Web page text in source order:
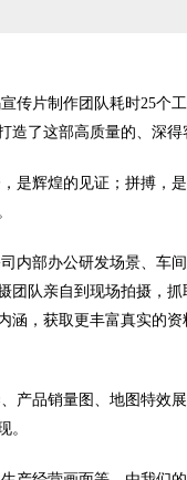
宣传片制作团队耗时25个
了这部高质量的、深得
是辉煌的见证；拼搏，
内部办公研发场景、车
团队亲自到现场拍摄，
涵，获取更丰富真实的
产品销量图、地图特效
。